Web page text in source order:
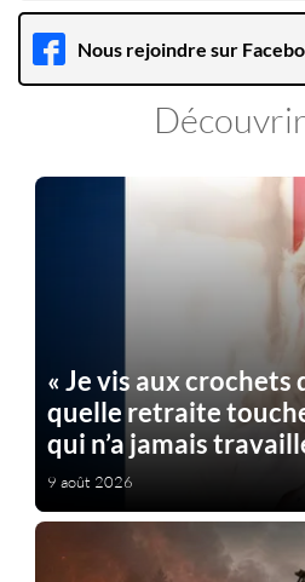
Nous rejoindre sur
« Je vis aux crochets
quelle retraite
qui n’a jamais
9 août 2026